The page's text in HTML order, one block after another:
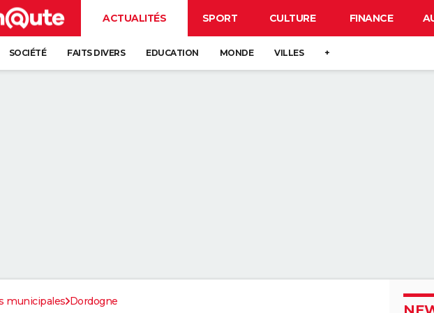
ACTUALITÉS SPORT CULTURE FINANCE
SOCIÉTÉ FAITS DIVERS EDUCATION MONDE VILLES +
municipales Dordogne